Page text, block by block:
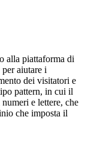
alla piattaforma di
aiutare i
dei visitatori e
pattern, in cui il
e lettere, che
che imposta il